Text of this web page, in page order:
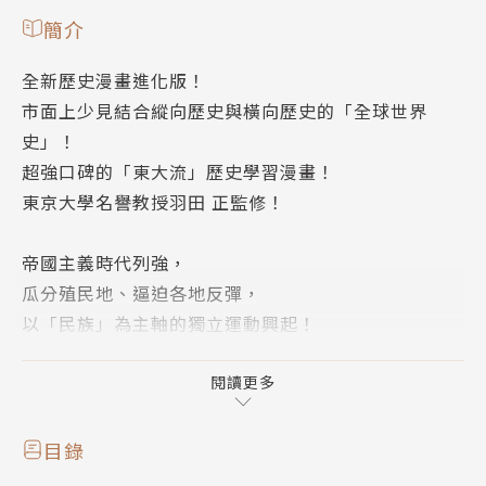
簡介
全新歷史漫畫進化版！
市面上少見結合縱向歷史與橫向歷史的「全球世界
史」！
超強口碑的「東大流」歷史學習漫畫！
東京大學名譽教授羽田 正監修！
帝國主義時代列強，
瓜分殖民地、逼迫各地反彈，
以「民族」為主軸的獨立運動興起！
這是英國、法國、德國、俄羅斯、日本與其他列強在世
界各地互相爭奪殖民地的時代，而這一連串的舉動又稱
為帝國主義。受到帝國主義威脅的地區則是出現了各種
閱讀更多
目錄